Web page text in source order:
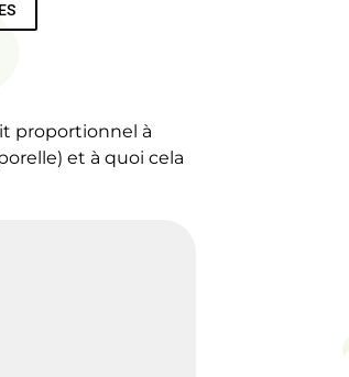
proportionnel à
et à quoi cela